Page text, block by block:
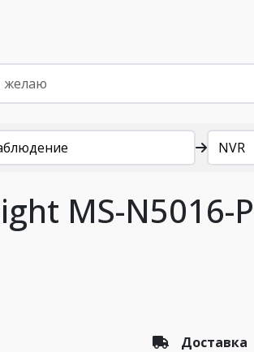
NVR
MS-N5016-
Доставка